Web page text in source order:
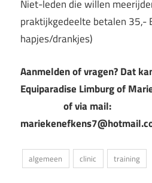
Niet-leden die willen
praktijkgedeelte betalen 35,-
hapjes/drankjes)
Aanmelden of vragen? Dat
Equiparadise Limburg of
of via mail:
algemeen clinic training